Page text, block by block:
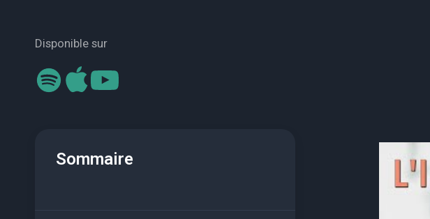
Disponible sur
Sommaire